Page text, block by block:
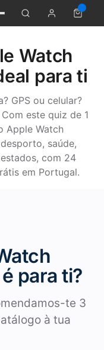
Watch
para ti
GPS ou celular?
este quiz de 1
Apple Watch
saúde,
com 24
em Portugal.
para ti?
te 3
à tua